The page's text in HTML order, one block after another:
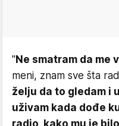
"Ne smatram da me
meni, znam sve šta
želju da to gledam i
uživam kada dođe
radio, kako mu je